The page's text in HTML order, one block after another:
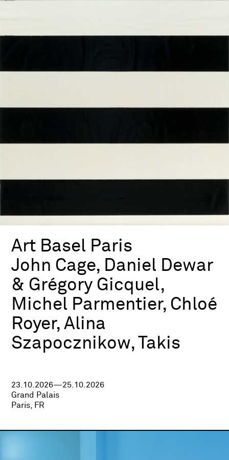
Art Basel Paris
John Cage, Daniel Dewar
& Grégory Gicquel,
Michel Parmentier, Chloé
Royer, Alina
Szapocznikow, Takis
23.10.2026—25.10.2026
Grand Palais
Paris, FR